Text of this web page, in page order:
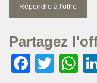
Répondre à l'offre
Partagez